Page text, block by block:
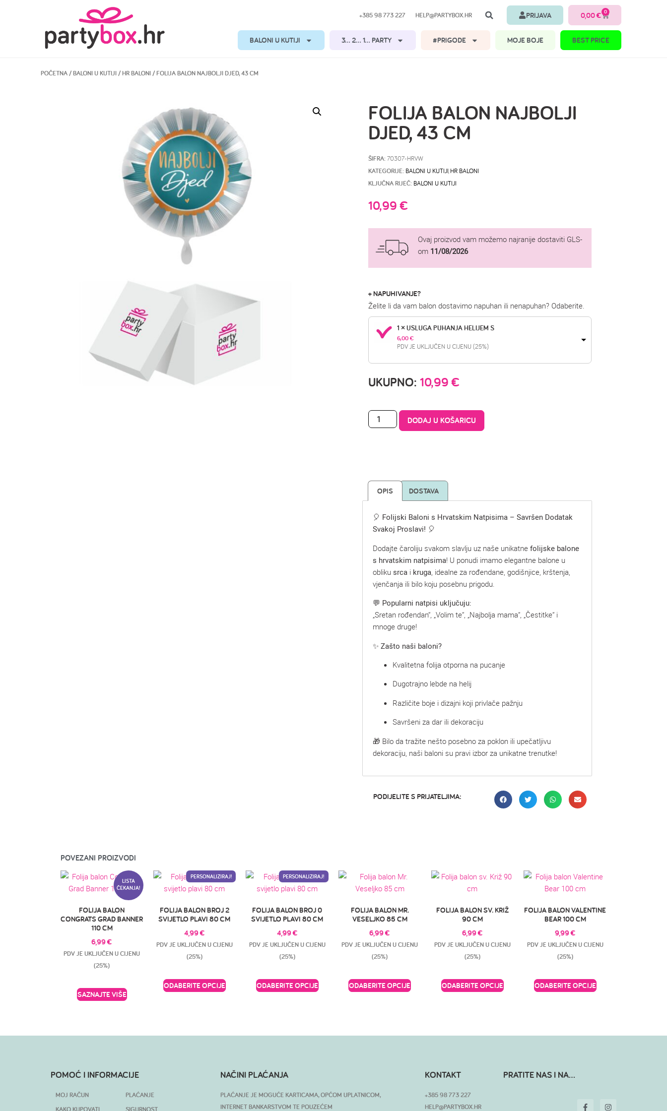
+385 98 773 227 HELP@PARTYBOX.HR PRIJAVA 0,00€ 0
BALONI U KUTIJI 3… 2… 1… PARTY #PRIGODE MOJE BOJE BEST PRICE
POČETNA/BALONI U KUTIJI/HR BALONI/ FOLIJA BALON NAJBOLJI DJED, 43 CM
FOLIJA BALON NAJBOLJI
DJED, 43 CM
ŠIFRA: 70307-HRVW
KATEGORIJE: BALONI U KUTIJI HR BALONI
KLJUČNA RIJEČ: BALONI U KUTIJI
10,99€
Ovaj proizvod vam možemo najranije dostaviti GLS-
om 11/08/2026
+ NAPUHIVANJE?
Želite li da vam balon dostavimo napuhan ili nenapuhan? Odaberite.
1 × USLUGA PUHANJA HELIJEM S
6,00 €
PDV JE UKLJUČEN U CIJENU (25%)
UKUPNO: 10,99€
DODAJ U KOŠARICU
OPIS DOSTAVA
🎈 Folijski Baloni s Hrvatskim Natpisima – Savršen Dodatak
Svakoj Proslavi! 🎈
Dodajte čaroliju svakom slavlju uz naše unikatne folijske balone
s hrvatskim natpisima! U ponudi imamo elegantne balone u
obliku srca i kruga , idealne za rođendane, godišnjice, krštenja,
vjenčanja ili bilo koju posebnu prigodu.
💬 Popularni natpisi uključuju:
„Sretan rođendan“, „Volim te“, „Najbolja mama“, „Čestitke“ i
mnoge druge!
✨ Zašto naši baloni?
Kvalitetna folija otporna na pucanje
Dugotrajno lebde na helij
Različite boje i dizajni koji privlače pažnju
Savršeni za dar ili dekoraciju
🎁 Bilo da tražite nešto posebno za poklon ili upečatljivu
dekoraciju, naši baloni su pravi izbor za unikatne trenutke!
PODIJELITE S PRIJATELJIMA:
POVEZANI PROIZVODI
LISTA
ČEKANJA!
FOLIJA BALON
CONGRATS GRAD BANNER
110 CM
6,99€
PDV JE UKLJUČEN U CIJENU
(25%)
SAZNAJTE VIŠE
PERSONALIZIRAJ!
FOLIJA BALON BROJ 2
SVIJETLO PLAVI 80 CM
4,99€
PDV JE UKLJUČEN U CIJENU
(25%)
ODABERITE OPCIJE
PERSONALIZIRAJ!
FOLIJA BALON BROJ 0
SVIJETLO PLAVI 80 CM
4,99€
PDV JE UKLJUČEN U CIJENU
(25%)
ODABERITE OPCIJE
FOLIJA BALON MR.
VESELJKO 85 CM
6,99€
PDV JE UKLJUČEN U CIJENU
(25%)
ODABERITE OPCIJE
FOLIJA BALON SV. KRIŽ
90 CM
6,99€
PDV JE UKLJUČEN U CIJENU
(25%)
ODABERITE OPCIJE
FOLIJA BALON VALENTINE
BEAR 100 CM
9,99€
PDV JE UKLJUČEN U CIJENU
(25%)
ODABERITE OPCIJE
POMOĆ I INFORMACIJE
MOJ RAČUN
KAKO KUPOVATI
PLAĆANJE
SIGURNOST
NAČINI PLAĆANJA
PLAĆANJE JE MOGUĆE KARTICAMA, OPĆOM UPLATNICOM,
INTERNET BANKARSTVOM TE POUZEĆEM
KONTAKT
+385 98 773 227
HELP@PARTYBOX.HR
PRATITE NAS I NA...